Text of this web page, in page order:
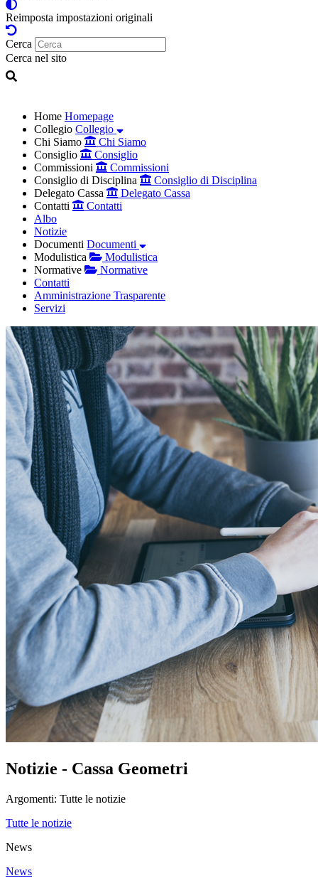
Reimposta impostazioni originali
Cerca
Cerca nel sito
Home Homepage
Collegio Collegio
Chi Siamo
Chi Siamo
Consiglio
Consiglio
Commissioni
Commissioni
Consiglio di Disciplina
Consiglio di Disciplina
Delegato Cassa
Delegato Cassa
Contatti
Contatti
Albo
Notizie
Documenti Documenti
Modulistica
Modulistica
Normative
Normative
Contatti
Amministrazione Trasparente
Servizi
Notizie - Cassa Geometri
Argomenti: Tutte le notizie
Tutte le notizie
News
News